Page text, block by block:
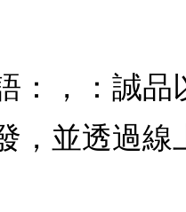
：，：誠
，並透過